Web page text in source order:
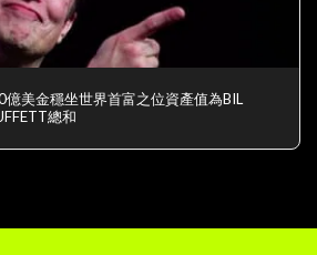
美金穩坐世界首富之位資產值為BIL
總和